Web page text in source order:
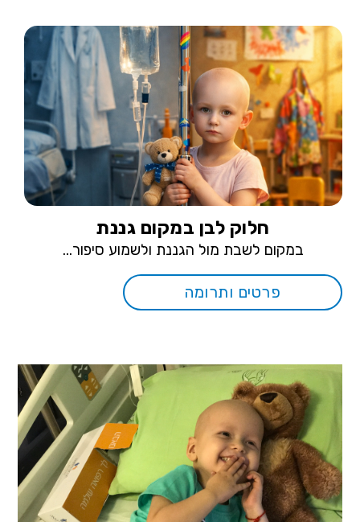
חלוק לבן במקום גננת
במקום לשבת מול הגננת ולשמוע סיפור...
פרטים ותרומה